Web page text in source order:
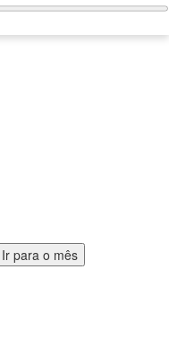
Ir para o mês